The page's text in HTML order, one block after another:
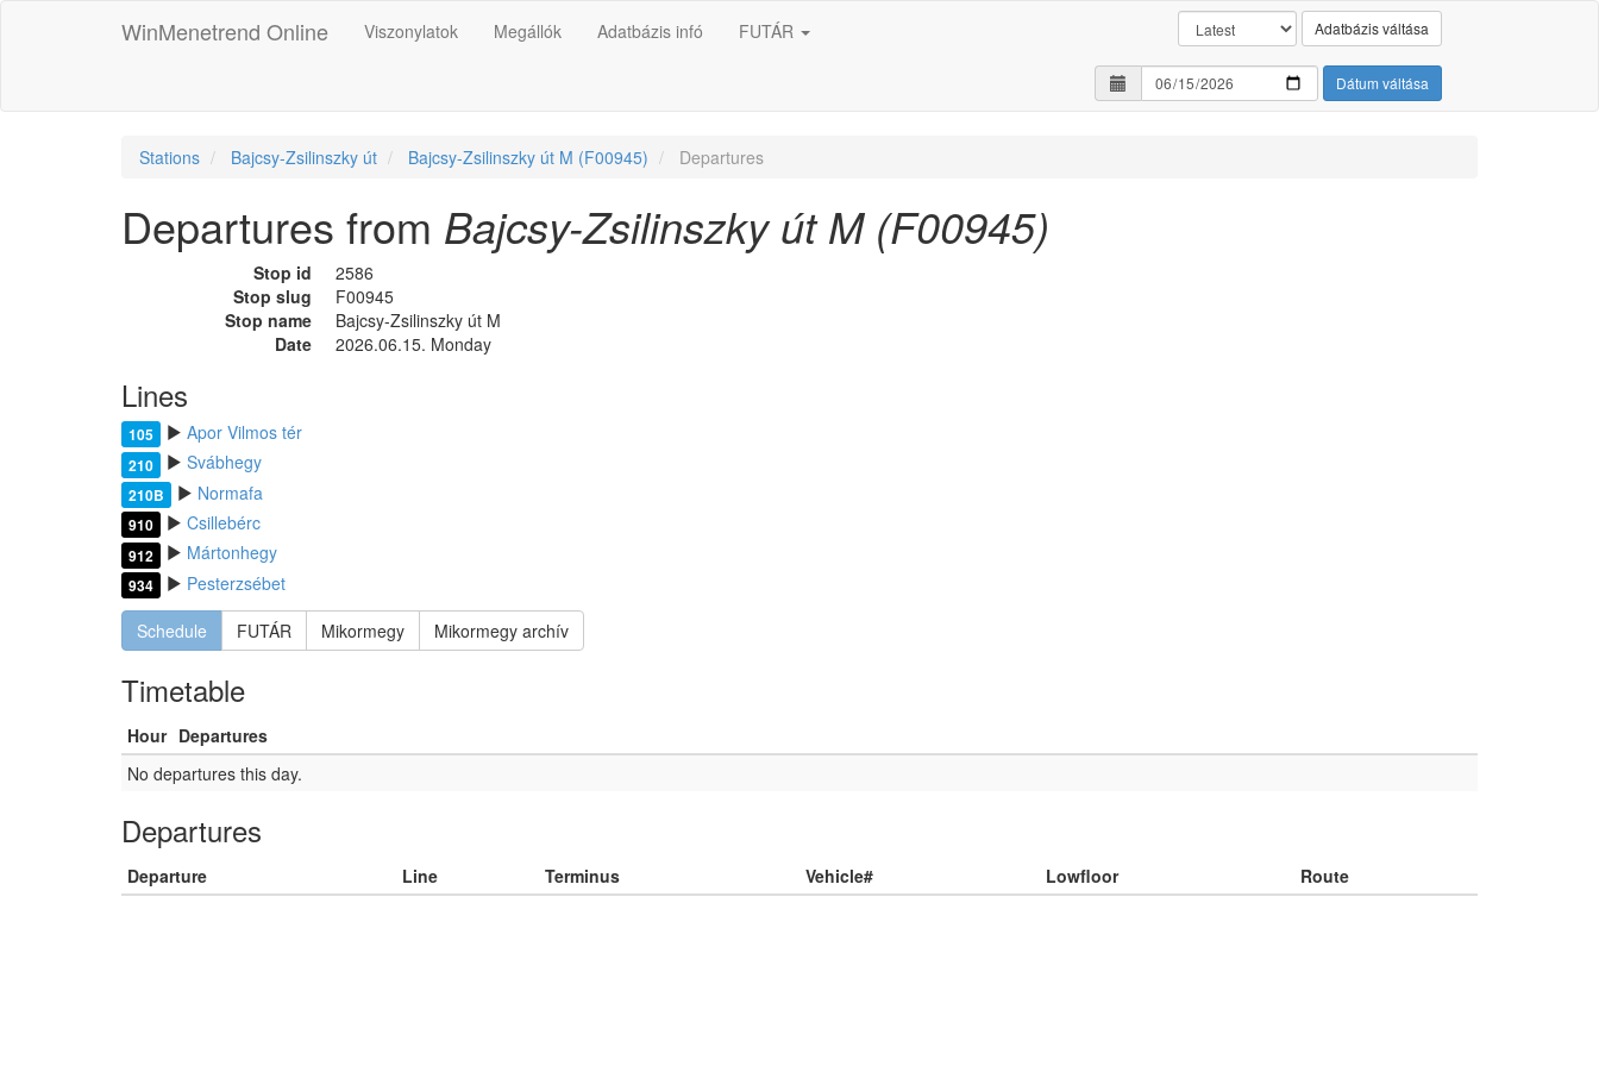
WinMenetrend Online Viszonylatok Megállók Adatbázis infó FUTÁR Adatbázis váltása
Dátum váltása
Stations Bajcsy-Zsilinszky út Bajcsy-Zsilinszky út M (F00945) Departures
Departures from Bajcsy-Zsilinszky út M (F00945)
Stop id
2586
Stop slug
F00945
Stop name
Bajcsy-Zsilinszky út M
Date
2026.06.15. Monday
Lines
105 Apor Vilmos tér
210 Svábhegy
210B Normafa
910 Csillebérc
912 Mártonhegy
934 Pesterzsébet
Schedule FUTÁR Mikormegy Mikormegy archív
Timetable
Hour Departures
No departures this day.
Departures
Departure Line Terminus Vehicle# Lowfloor Route